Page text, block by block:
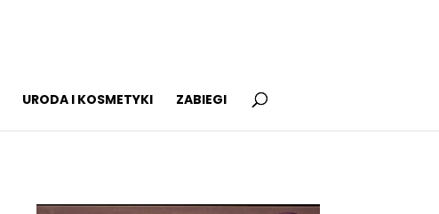
URODA I KOSMETYKI ZABIEGI